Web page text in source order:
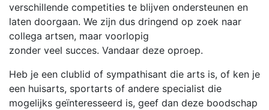
verschillende competities te blijven ondersteunen en
laten doorgaan. We zijn dus dringend op zoek naar
collega artsen, maar voorlopig
zonder veel succes. Vandaar deze oproep.
Heb je een clublid of sympathisant die arts is, of ken je
een huisarts, sportarts of andere specialist die
mogelijks geïnteresseerd is, geef dan deze boodschap